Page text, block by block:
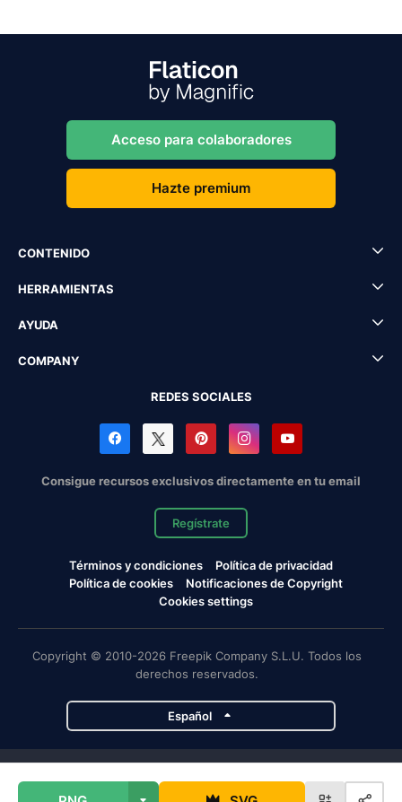
Acceso para colaboradores
Hazte premium
CONTENIDO
HERRAMIENTAS
AYUDA
COMPANY
REDES SOCIALES
Consigue recursos exclusivos directamente en tu email
Regístrate
Términos y condiciones
Política de privacidad
Política de cookies
Notificaciones de Copyright
Cookies settings
Copyright © 2010-2026 Freepik Company S.L.U. Todos los
derechos reservados.
Español